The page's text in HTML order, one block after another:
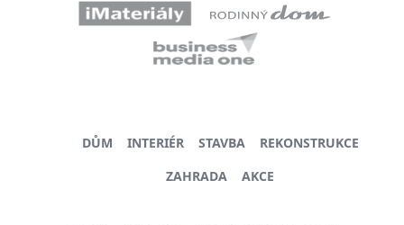
DŮM INTERIÉR STAVBA
REKONSTRUKCE
ZAHRADA
AKCE